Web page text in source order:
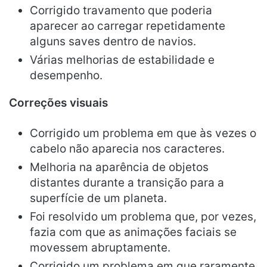
Corrigido travamento que poderia
aparecer ao carregar repetidamente
alguns saves dentro de navios.
Várias melhorias de estabilidade e
desempenho.
Correções visuais
Corrigido um problema em que às vezes o
cabelo não aparecia nos caracteres.
Melhoria na aparência de objetos
distantes durante a transição para a
superfície de um planeta.
Foi resolvido um problema que, por vezes,
fazia com que as animações faciais se
movessem abruptamente.